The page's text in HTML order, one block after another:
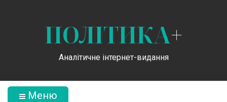
ПОЛІТИКА+
Аналітичне інтернет-видання
Меню